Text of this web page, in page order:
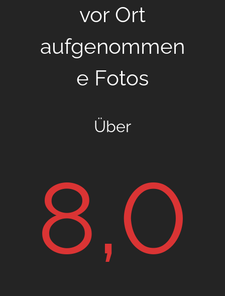
vor Ort
aufgenommen
e Fotos
Über
8,0